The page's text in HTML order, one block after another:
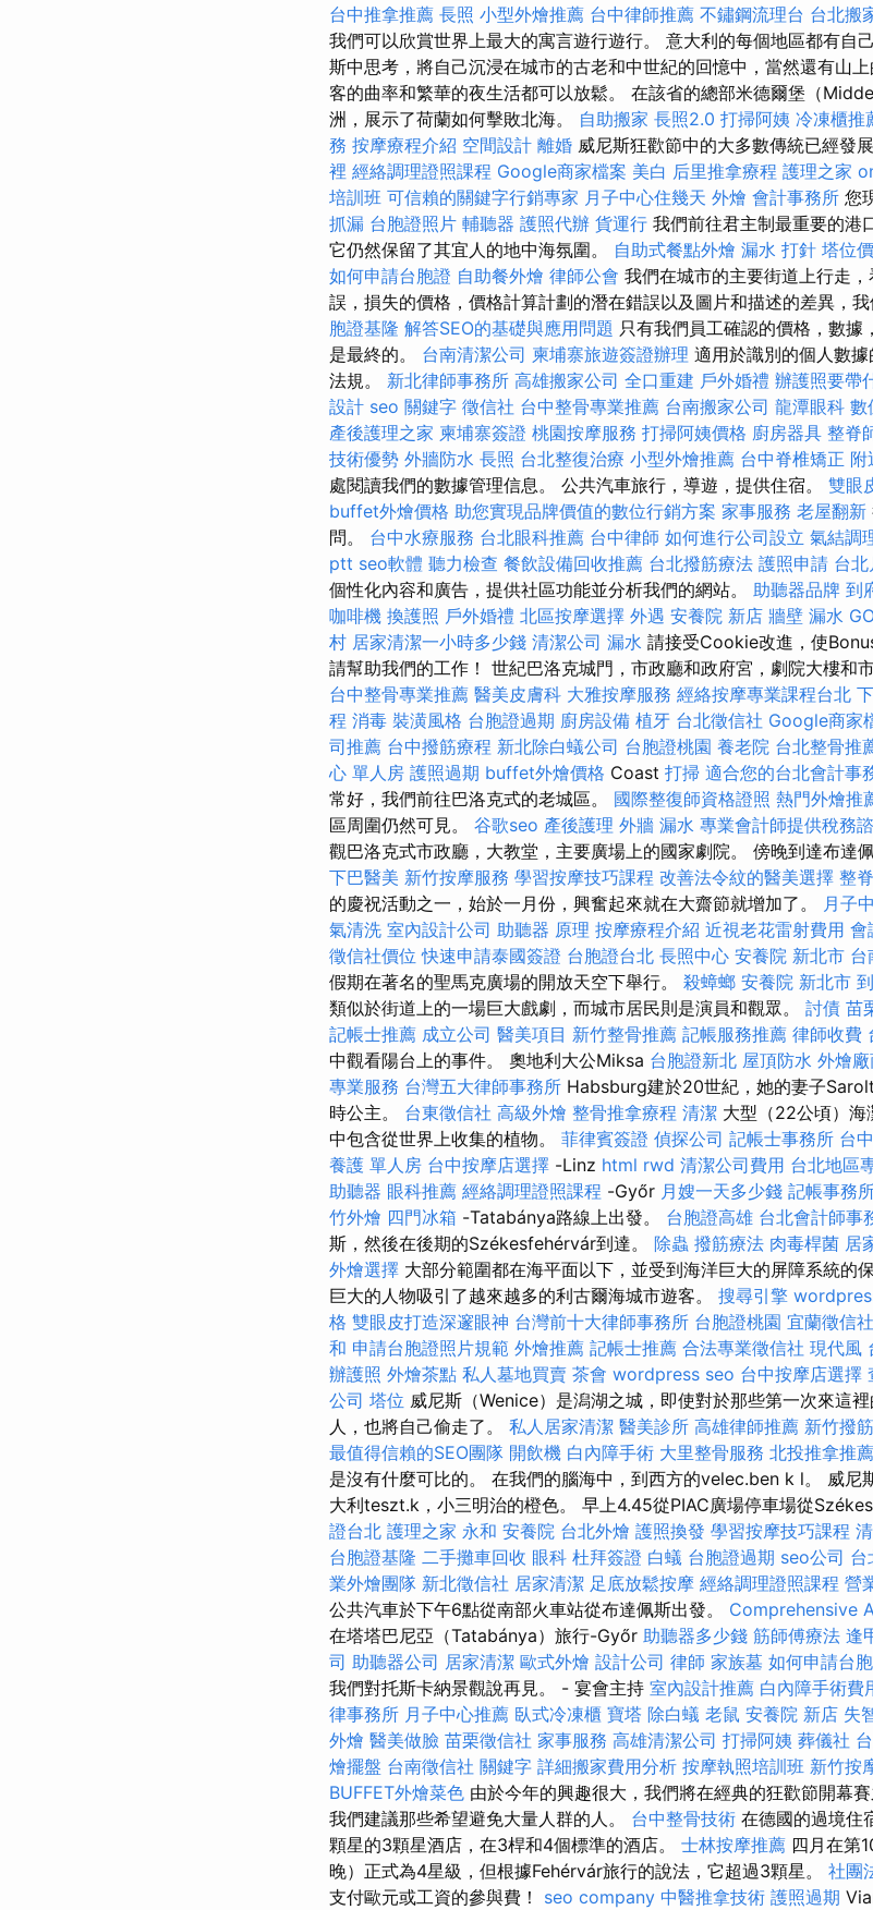
台中推拿推薦 長照 小型外燴推薦 台中律師推薦 不鏽鋼流理台 台北搬
我們可以欣賞世界上最大的寓言遊行遊行。 意大利的每個地區都有自
斯中思考，將自己沉浸在城市的古老和中世紀的回憶中，當然還有山
客的曲率和繁華的夜生活都可以放鬆。 在該省的總部米德爾堡（
洲，展示了荷蘭如何擊敗北海。 自助搬家 長照2.0 打掃阿姨 冷凍櫃推
務 按摩療程介紹 空間設計 離婚 威尼斯狂歡節中的大多數傳統已經發
裡 經絡調理證照課程 Google商家檔案 美白 后里推拿療程 護理之家
培訓班 可信賴的關鍵字行銷專家 月子中心住幾天 外燴 會計事務所 您
抓漏 台胞證照片 輔聽器 護照代辦 貨運行 我們前往君主制最重要的港
它仍然保留了其宜人的地中海氛圍。 自助式餐點外燴 漏水 打針 塔位
如何申請台胞證 自助餐外燴 律師公會 我們在城市的主要街道上行走
誤，損失的價格，價格計算計劃的潛在錯誤以及圖片和描述的差異，我
胞證基隆 解答SEO的基礎與應用問題 只有我們員工確認的價格，數
是最終的。 台南清潔公司 柬埔寨旅遊簽證辦理 適用於識別的個人數
法規。 新北律師事務所 高雄搬家公司 全口重建 戶外婚禮 辦護照要帶
設計 seo 關鍵字 徵信社 台中整骨專業推薦 台南搬家公司 龍潭眼科 數
產後護理之家 柬埔寨簽證 桃園按摩服務 打掃阿姨價格 廚房器具 整脊
技術優勢 外牆防水 長照 台北整復治療 小型外燴推薦 台中脊椎矯正 附
處閱讀我們的數據管理信息。 公共汽車旅行，導遊，提供住宿。 雙眼
buffet外燴價格 助您實現品牌價值的數位行銷方案 家事服務 老屋翻新
問。 台中水療服務 台北眼科推薦 台中律師 如何進行公司設立 氣結調
ptt seo軟體 聽力檢查 餐飲設備回收推薦 台北撥筋療法 護照申請 台
個性化內容和廣告，提供社區功能並分析我們的網站。 助聽器品牌 到
咖啡機 換護照 戶外婚禮 北區按摩選擇 外遇 安養院 新店 牆壁 漏水
村 居家清潔一小時多少錢 清潔公司 漏水 請接受Cookie改進，使
請幫助我們的工作！ 世紀巴洛克城門，市政廳和政府宮，劇院大樓和
台中整骨專業推薦 醫美皮膚科 大雅按摩服務 經絡按摩專業課程台北
程 消毒 裝潢風格 台胞證過期 廚房設備 植牙 台北徵信社 Google商家
司推薦 台中撥筋療程 新北除白蟻公司 台胞證桃園 養老院 台北整骨推
心 單人房 護照過期 buffet外燴價格 Coast 打掃 適合您的台北會計事
常好，我們前往巴洛克式的老城區。 國際整復師資格證照 熱門外燴推
區周圍仍然可見。 谷歌seo 產後護理 外牆 漏水 專業會計師提供稅務
觀巴洛克式市政廳，大教堂，主要廣場上的國家劇院。 傍晚到達布達
下巴醫美 新竹按摩服務 學習按摩技巧課程 改善法令紋的醫美選擇 整
的慶祝活動之一，始於一月份，興奮起來就在大齋節就增加了。
月子
氣清洗 室內設計公司 助聽器 原理 按摩療程介紹 近視老花雷射費用 會
徵信社價位 快速申請泰國簽證 台胞證台北 長照中心 安養院 新北市 台
假期在著名的聖馬克廣場的開放天空下舉行。 殺蟑螂 安養院 新北市
類似於街道上的一場巨大戲劇，而城市居民則是演員和觀眾。 討債 苗
記帳士推薦 成立公司 醫美項目 新竹整骨推薦 記帳服務推薦 律師收費
中觀看陽台上的事件。 奧地利大公Miksa 台胞證新北 屋頂防水 外燴
專業服務 台灣五大律師事務所 Habsburg建於20世紀，她的妻子
時公主。 台東徵信社 高級外燴 整骨推拿療程 清潔 大型（22公頃）
中包含從世界上收集的植物。 菲律賓簽證 偵探公司 記帳士事務所 台
養護 單人房 台中按摩店選擇 -Linz html rwd 清潔公司費用 台北地區
助聽器 眼科推薦 經絡調理證照課程 -Győr 月嫂一天多少錢 記帳事務
竹外燴 四門冰箱 -Tatabánya路線上出發。 台胞證高雄 台北會計師事
斯，然後在後期的Székesfehérvár到達。 除蟲 撥筋療法 肉毒桿菌 居
外燴選擇 大部分範圍都在海平面以下，並受到海洋巨大的屏障系統的
巨大的人物吸引了越來越多的利古爾海城市遊客。 搜尋引擎
格 雙眼皮打造深邃眼神 台灣前十大律師事務所 台胞證桃園 宜蘭徵信社
和 申請台胞證照片規範 外燴推薦 記帳士推薦 合法專業徵信社 現代風
辦護照 外燴茶點 私人墓地買賣 茶會 wordpress seo 台中按摩店選擇
公司 塔位 威尼斯（Wenice）是潟湖之城，即使對於那些第一次來這
人，也將自己偷走了。 私人居家清潔 醫美診所 高雄律師推薦 新竹撥
最值得信賴的SEO團隊 開飲機 白內障手術 大里整骨服務 北投推拿推薦
是沒有什麼可比的。 在我們的腦海中，到西方的velec.ben k l。 威
大利teszt.k，小三明治的橙色。 早上4.45從PIAC廣場停車場從
證台北 護理之家 永和 安養院 台北外燴 護照換發 學習按摩技巧課程
台胞證基隆 二手攤車回收 眼科 杜拜簽證 白蟻 台胞證過期 seo公司 台
業外燴團隊 新北徵信社 居家清潔 足底放鬆按摩 經絡調理證照課程 營
公共汽車於下午6點從南部火車站從布達佩斯出發。 Comprehensive
在塔塔巴尼亞（Tatabánya）旅行-Győr 助聽器多少錢 筋師傅療法 逢
司 助聽器公司 居家清潔 歐式外燴 設計公司 律師 家族墓 如何申請台
我們對托斯卡納景觀說再見。 - 宴會主持 室內設計推薦 白內障手術費
律事務所 月子中心推薦 臥式冷凍櫃 寶塔 除白蟻 老鼠 安養院 新店 失
外燴 醫美做臉 苗栗徵信社 家事服務 高雄清潔公司 打掃阿姨 葬儀社
燴擺盤 台南徵信社 關鍵字 詳細搬家費用分析 按摩執照培訓班 新竹按
BUFFET外燴菜色 由於今年的興趣很大，我們將在經典的狂歡節開幕
我們建議那些希望避免大量人群的人。 台中整骨技術 在德國的過境住
顆星的3顆星酒店，在3桿和4個標準的酒店。 士林按摩推薦 四月在第
晚）正式為4星級，但根據Fehérvár旅行的說法，它超過3顆星。 社團
支付歐元或工資的參與費！ seo company 中醫推拿技術 護照過期